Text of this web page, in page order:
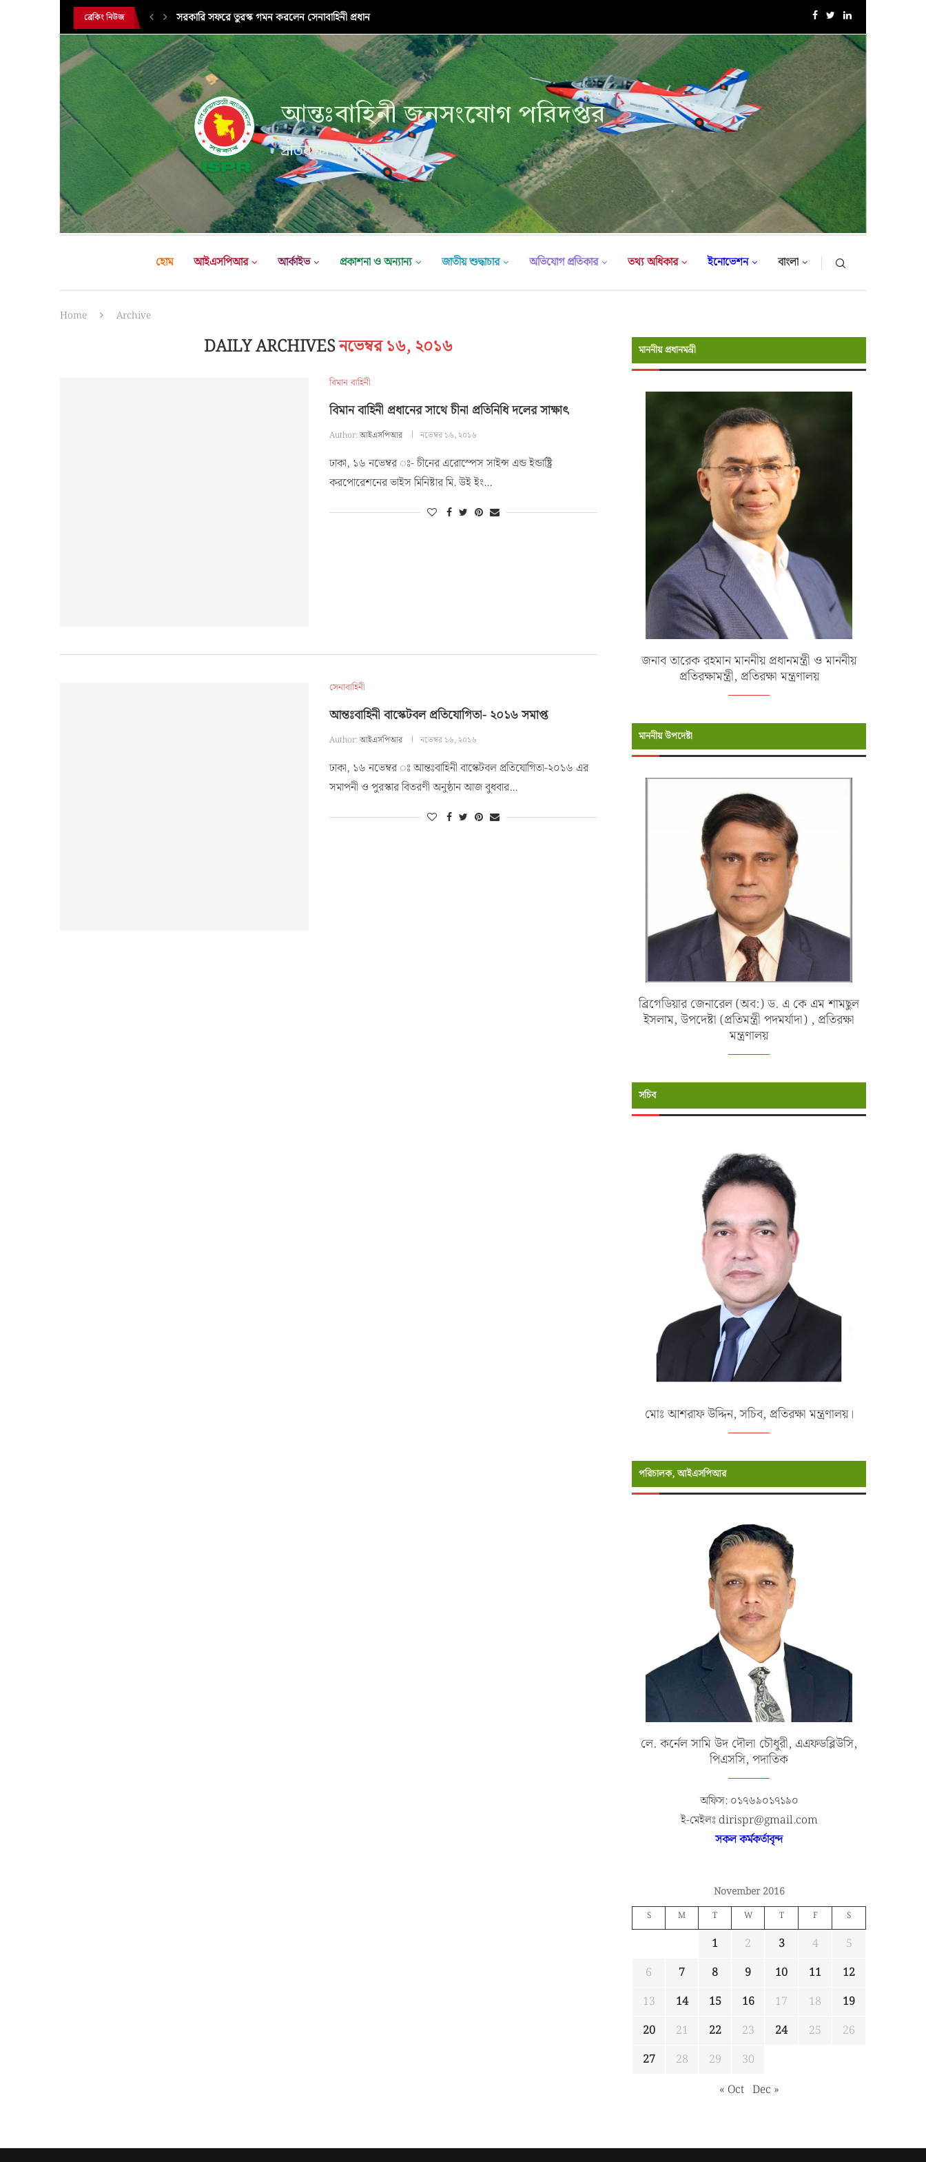
ব্রেকিং নিউজ সরকারি সফরে তুরস্ক গমন করলেন সেনাবাহিনী প্রধান এক্সারসাইজ টাইগার লাইটনিং-২০২৬ এর উদ্বোধনী অনুষ্ঠান
আন্তঃবাহিনী জনসংযোগ পরিদপ্তর
প্রতিরক্ষা মন্ত্রণালয়
হোম আইএসপিআর আর্কাইভ প্রকাশনা ও অন্যান্য জাতীয় শুদ্ধাচার অভিযোগ প্রতিকার তথ্য অধিকার ইনোভেশন বাংলা
Home Archive
DAILY ARCHIVESনভেম্বর ১৬, ২০১৬
বিমান বাহিনী
বিমান বাহিনী প্রধানের সাথে চীনা প্রতিনিধি দলের সাক্ষাৎ
Author:আইএসপিআর নভেম্বর ১৬, ২০১৬
ঢাকা, ১৬ নভেম্বর ঃ- চীনের এরোস্পেস সাইন্স এন্ড ইন্ডাষ্ট্রি
করপোরেশনের ভাইস মিনিষ্টার মি. উই ইং…
সেনাবাহিনী
আন্তঃবাহিনী বাস্কেটবল প্রতিযোগিতা- ২০১৬ সমাপ্ত
Author:আইএসপিআর নভেম্বর ১৬, ২০১৬
ঢাকা, ১৬ নভেম্বর ঃ আন্তঃবাহিনী বাস্কেটবল প্রতিযোগিতা-২০১৬ এর
সমাপনী ও পুরস্কার বিতরণী অনুষ্ঠান আজ বুধবার…
মাননীয় প্রধানমন্রী
জনাব তারেক রহমান মাননীয় প্রধানমন্ত্রী ও মাননীয়
প্রতিরক্ষামন্ত্রী, প্রতিরক্ষা মন্ত্রণালয়
মাননীয় উপদেষ্টা
ব্রিগেডিয়ার জেনারেল (অব:) ড. এ কে এম শামছুল
ইসলাম, উপদেষ্টা (প্রতিমন্ত্রী পদমর্যাদা) , প্রতিরক্ষা
মন্ত্রণালয়
সচিব
মোঃ আশরাফ উদ্দিন, সচিব, প্রতিরক্ষা মন্ত্রণালয়।
পরিচালক, আইএসপিআর
লে. কর্নেল সামি উদ দৌলা চৌধুরী, এএফডব্লিউসি,
পিএসসি, পদাতিক
অফিস: ০১৭৬৯০১৭১৯০
ই-মেইলঃ dirispr@gmail.com
সকল কর্মকর্তাবৃন্দ
November 2016
S M T W T F S
1 2 3 4
5
6
7 8 9 10 11
12
13
14 15 16 17 18
19
20
21 22 23 24 25
26
27
28 29
30
« Oct Dec »